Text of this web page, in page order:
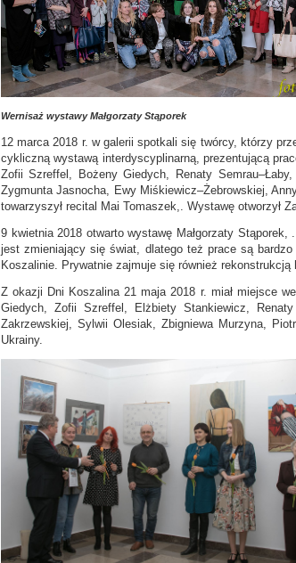
Wernisaż wystawy Małgorzaty Stąporek
12 marca 2018 r. w galerii spotkali się twórcy, którzy
cykliczną wystawą interdyscyplinarną, prezentującą
Zofii Szreffel, Bożeny Giedych, Renaty
Zygmunta Jasnocha, Ewy Miśkiewicz–Żebrowskiej,
towarzyszył recital Mai Tomaszek,. Wystawę otworzył
9 kwietnia 2018 otwarto wystawę Małgorzaty
jest zmieniający się świat, dlatego też prace są
Koszalinie. Prywatnie zajmuje się również
Z okazji Dni Koszalina 21 maja 2018 r. miał miejsce
Giedych, Zofii Szreffel, Elżbiety Stankiewicz,
Zakrzewskiej, Sylwii Olesiak, Zbigniewa Murzyna,
Ukrainy.